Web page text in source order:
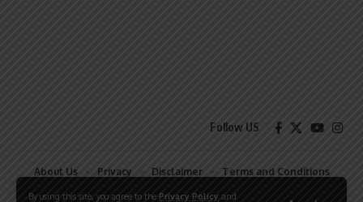
By using this site, you agree to the Privacy Policy and
Follow US
About Us Privacy Disclaimer
Terms and Conditions